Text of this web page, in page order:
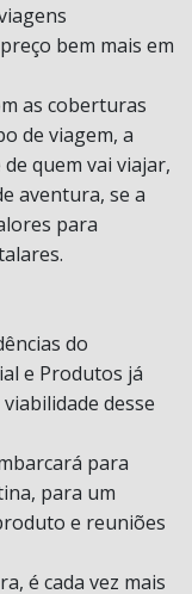
bem mais em
as coberturas
de viagem, a
quem vai viajar,
aventura, se a
para
do
e Produtos já
desse
para
para um
e reuniões
é cada vez mais